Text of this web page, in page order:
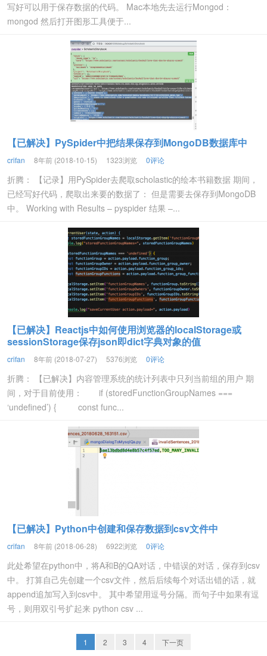
写好可以用于保存数据的代码。 Mac本地先去运行Mongod：
mongod 然后打开图形工具便于...
【已解决】PySpider中把结果保存到MongoDB数据库中
crifan 8年前 (2018-10-15) 1323浏览 0评论
折腾： 【记录】用PySpider去爬取scholastic的绘本书籍数据 期间，
已经写好代码，爬取出来要的数据了： 但是需要去保存到MongoDB
中。 Working with Results – pyspider 结果 –...
【已解决】Reactjs中如何使用浏览器的localStorage或
sessionStorage保存json即dict字典对象的值
crifan 8年前 (2018-07-27) 5376浏览 0评论
折腾： 【已解决】内容管理系统的统计列表中只列当前组的用户 期
间，对于目前使用： if (storedFunctionGroupNames ===
‘undefined’) { const func...
【已解决】Python中创建和保存数据到csv文件中
crifan 8年前 (2018-06-28) 6922浏览 0评论
此处希望在python中，将A和B的QA对话，中错误的对话，保存到csv
中。 打算自己先创建一个csv文件，然后后续每个对话出错的话，就
append追加写入到csv中。 其中希望用逗号分隔。而句子中如果有逗
号，则用双引号扩起来 python csv ...
1 2 3 4 下一页